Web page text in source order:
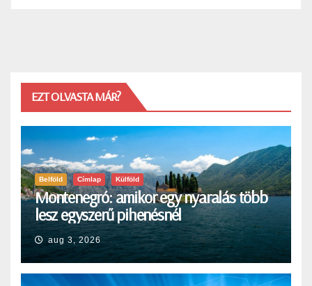
EZT OLVASTA MÁR?
Belföld Címlap Külföld
Montenegró: amikor egy nyaralás több
lesz egyszerű pihenésnél
aug 3, 2026